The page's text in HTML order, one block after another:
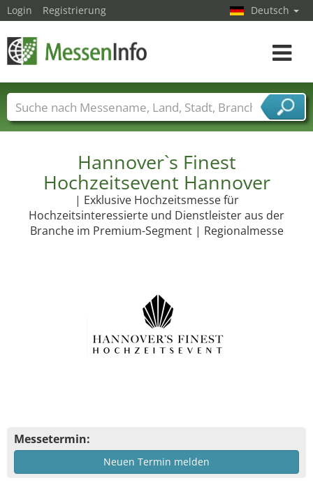
Hannover`s Finest
Hochzeitsevent Hannover
| Exklusive Hochzeitsmesse für
Hochzeitsinteressierte und Dienstleister aus der
Branche im Premium-Segment | Regionalmesse
Messetermin:
Neuen Termin melden
Login Registrierung Deutsch
Toggle
Messenamen Länder Städte
Branchen